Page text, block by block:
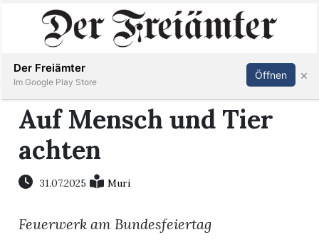
Immobilien
Veranstaltungen
Stellen
Inserieren Abonnieren Anmelden
Auf Mensch und Tier
achten
31.07.2025 Muri
Feuerwerk am Bundesfeiertag
Der Freiämter
Im Google Play Store
Öffnen ×